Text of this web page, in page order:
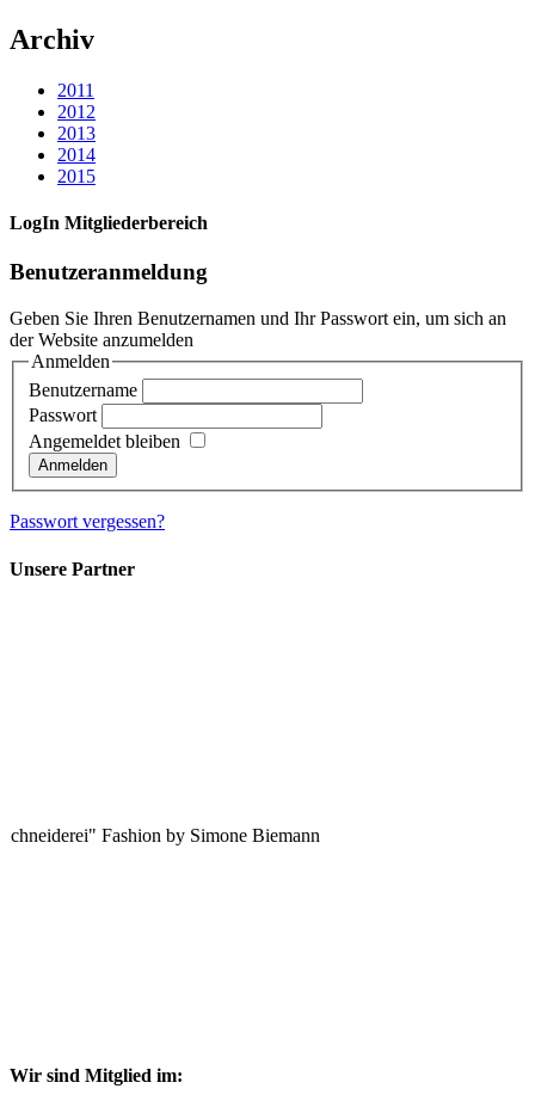
Archiv
2011
2012
2013
2014
2015
LogIn Mitgliederbereich
Benutzeranmeldung
Geben Sie Ihren Benutzernamen und Ihr Passwort ein, um sich an
der Website anzumelden
Anmelden
Benutzername
Passwort
Angemeldet bleiben
Passwort vergessen?
Unsere Partner
Fashion by Simone Biemann
Wir sind Mitglied im: